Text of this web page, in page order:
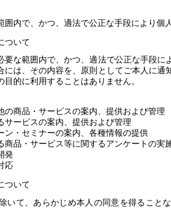
内で、かつ、適法で公正な手段により個
ついて
要な範囲内で、かつ、適法で公正な手段に
には、その内容を、原則としてご本人に通
的に利用することはありません。
商品・サービスの案内、提供および管理
ービスの案内、提供および管理
・セミナーの案内、各種情報の提供
品・サービス等に関するアンケートの実
発
応
ついて
いて、あらかじめ本人の同意を得ること